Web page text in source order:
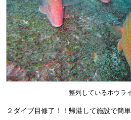
整列しているホウラ
２ダイブ目修了！！帰港して施設で簡